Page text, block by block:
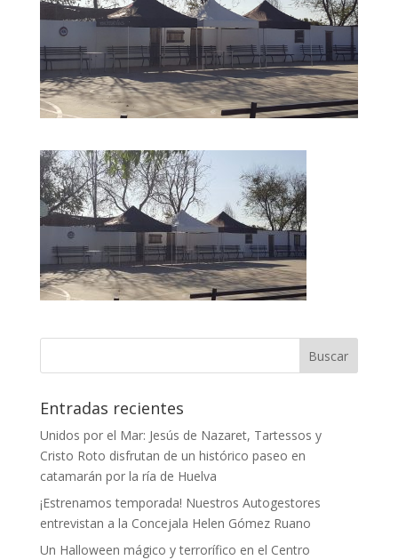
Entradas recientes
Unidos por el Mar: Jesús de Nazaret, Tartessos y
Cristo Roto disfrutan de un histórico paseo en
catamarán por la ría de Huelva
¡Estrenamos temporada! Nuestros Autogestores
entrevistan a la Concejala Helen Gómez Ruano
Un Halloween mágico y terrorífico en el Centro